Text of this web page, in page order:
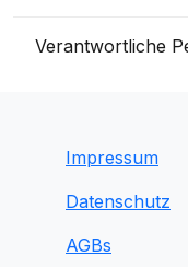
Verantwortliche
Impressum
Datenschutz
AGBs